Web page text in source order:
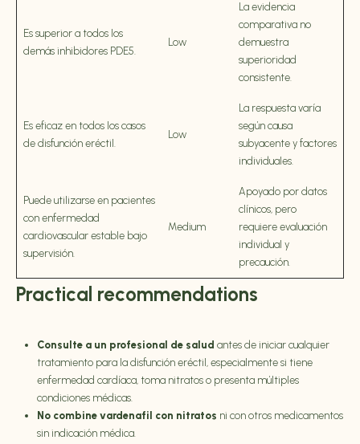
Es superior a todos los
demás inhibidores PDE5.
Low
La evidencia
comparativa no
demuestra
superioridad
consistente.
Es eficaz en todos los casos
de disfunción eréctil.
Low
La respuesta varía
según causa
subyacente y factores
individuales.
Puede utilizarse en pacientes
con enfermedad
cardiovascular estable bajo
supervisión.
Medium
Apoyado por datos
clínicos, pero
requiere evaluación
individual y
precaución.
Practical recommendations
Consulte a un profesional de salud antes de iniciar cualquier
tratamiento para la disfunción eréctil, especialmente si tiene
enfermedad cardíaca, toma nitratos o presenta múltiples
condiciones médicas.
No combine vardenafil con nitratos ni con otros medicamentos
sin indicación médica.